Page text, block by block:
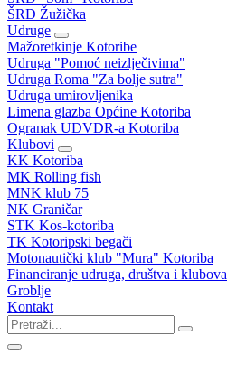
ŠRD Žužička
Udruge
Mažoretkinje Kotoribe
Udruga "Pomoć neizlječivima"
Udruga Roma "Za bolje sutra"
Udruga umirovljenika
Limena glazba Općine Kotoriba
Ogranak UDVDR-a Kotoriba
Klubovi
KK Kotoriba
MK Rolling fish
MNK klub 75
NK Graničar
STK Kos-kotoriba
TK Kotoripski begači
Motonautički klub "Mura" Kotoriba
Financiranje udruga, društva i klubova
Groblje
Kontakt